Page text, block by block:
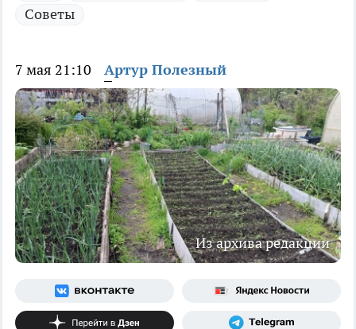
Советы
7 мая 21:10 Артур Полезный
Из архива редакции